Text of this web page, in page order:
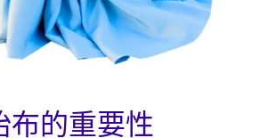
布的重要性